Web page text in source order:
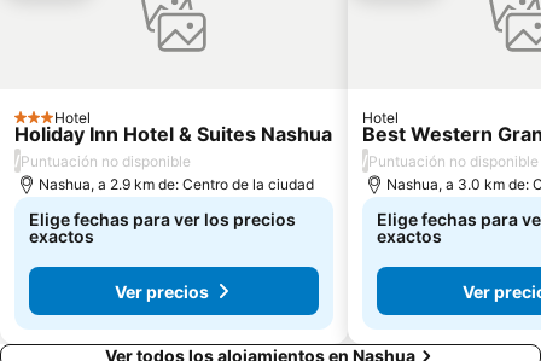
3 Estrellas
Hotel
Holiday Inn Hotel & Suites Nashua
/Puntuación no disponible
Nashua, a 2.9 km de: Centro de la ciudad
Elige fechas para ver los precios
exactos
Ver precios
Hotel
Best Western
/Puntuación no disponible
Nashua, a 3.0 km de:
Elige fechas para
exactos
Ver
Ver todos los alojamientos en Nashua